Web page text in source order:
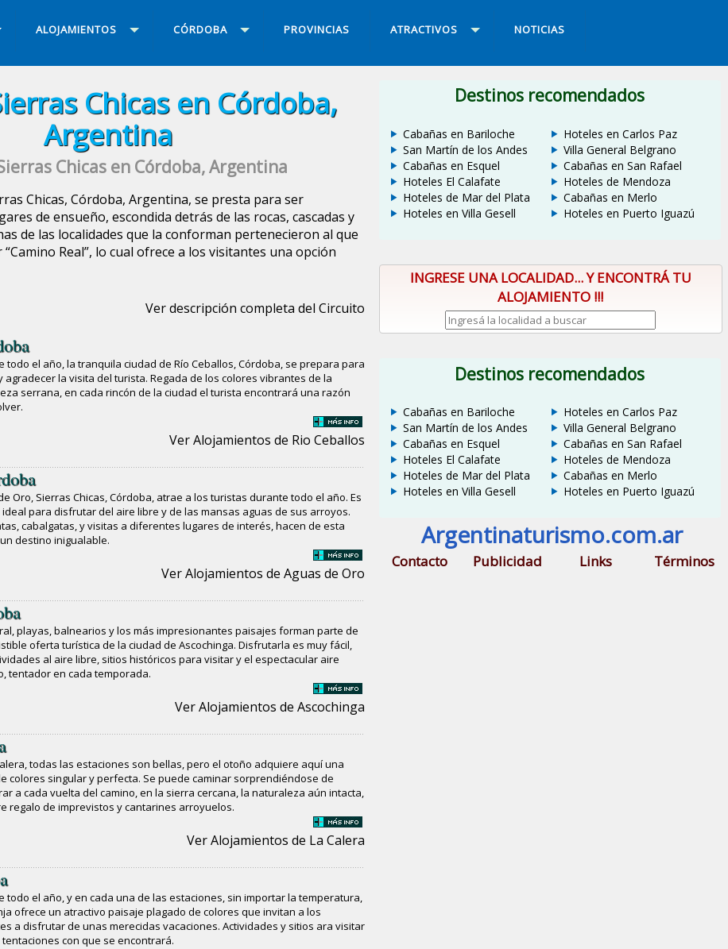
ALOJAMIENTOS CÓRDOBA PROVINCIAS ATRACTIVOS NOTICIAS
Chicas en Córdoba,
Argentina
Chicas en Córdoba, Argentina
Chicas, Córdoba, Argentina, se presta para ser
de ensueño, escondida detrás de las rocas, cascadas y
de las localidades que la conforman pertenecieron al que
Real”, lo cual ofrece a los visitantes una opción
Ver descripción completa del Circuito
todo el año, la tranquila ciudad de Río Ceballos, Córdoba, se prepara para
agradecer la visita del turista. Regada de los colores vibrantes de la
serrana, en cada rincón de la ciudad el turista encontrará una razón
Ver Alojamientos de Rio Ceballos
Oro, Sierras Chicas, Córdoba, atrae a los turistas durante todo el año. Es
para disfrutar del aire libre y de las mansas aguas de sus arroyos.
cabalgatas, y visitas a diferentes lugares de interés, hacen de esta
destino inigualable.
Ver Alojamientos de Aguas de Oro
playas, balnearios y los más impresionantes paisajes forman parte de
oferta turística de la ciudad de Ascochinga. Disfrutarla es muy fácil,
al aire libre, sitios históricos para visitar y el espectacular aire
tentador en cada temporada.
Ver Alojamientos de Ascochinga
todas las estaciones son bellas, pero el otoño adquiere aquí una
colores singular y perfecta. Se puede caminar sorprendiéndose de
a cada vuelta del camino, en la sierra cercana, la naturaleza aún intacta,
regalo de imprevistos y cantarines arroyuelos.
Ver Alojamientos de La Calera
todo el año, y en cada una de las estaciones, sin importar la temperatura,
ofrece un atractivo paisaje plagado de colores que invitan a los
a disfrutar de unas merecidas vacaciones. Actividades y sitios ara visitar
tentaciones con que se encontrará.
Destinos recomendados
Cabañas en Bariloche
San Martín de los Andes
Cabañas en Esquel
Hoteles El Calafate
Hoteles de Mar del Plata
Hoteles en Villa Gesell
Hoteles en Carlos Paz
Villa General Belgrano
Cabañas en San Rafael
Hoteles de Mendoza
Cabañas en Merlo
Hoteles en Puerto Iguazú
INGRESE UNA LOCALIDAD... Y ENCONTRÁ TU
ALOJAMIENTO !!!
Destinos recomendados
Cabañas en Bariloche
San Martín de los Andes
Cabañas en Esquel
Hoteles El Calafate
Hoteles de Mar del Plata
Hoteles en Villa Gesell
Hoteles en Carlos Paz
Villa General Belgrano
Cabañas en San Rafael
Hoteles de Mendoza
Cabañas en Merlo
Hoteles en Puerto Iguazú
Argentinaturismo.com.ar
Contacto Publicidad Links Términos